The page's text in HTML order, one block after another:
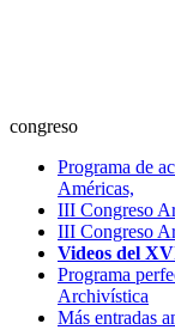
congreso
Programa de
Américas,
III Congreso
III Congreso
Videos del
Programa
Archivística
Más entradas